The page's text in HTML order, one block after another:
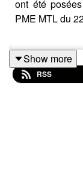
ont été
PME MTL du
Nos invités :
Show more
RSS